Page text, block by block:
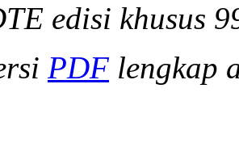
edisi khusus
PDF lengkap